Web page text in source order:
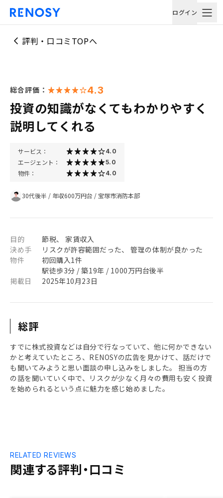
ログイン
評判・口コミTOPへ
総合評価： 4.3
投資の知識がなくてもわかりやすく
説明してくれる
サービス： 4.0
エージェント： 5.0
物件： 4.0
30代後半 / 年収600万円台 / 宝塚市消防本部
目的
節税、 家賃収入
決め手
リスクが許容範囲だった、 管理の体制が良かった
物件
初回購入1件
駅徒歩3分 / 築19年 / 1000万円台後半
掲載日
2025年10月23日
総評
すでに株式投資などは自分で行なっていて、他に何かできない
かと考えていたところ、RENOSYの広告を見かけて、話だけで
も聞いてみようと思い面談の申し込みをしました。 担当の方
の話を聞いていく中で、リスクが少なく月々の費用も安く投資
を始められるという点に魅力を感じ始めました。
関連する評判・口コミ
RELATED REVIEWS